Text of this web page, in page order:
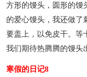
方形的馒头，圆形的馒
的爱心馒头，我还做了
要盖上，以免皮干。等
我们期待热腾腾的馒头
寒假的日记8